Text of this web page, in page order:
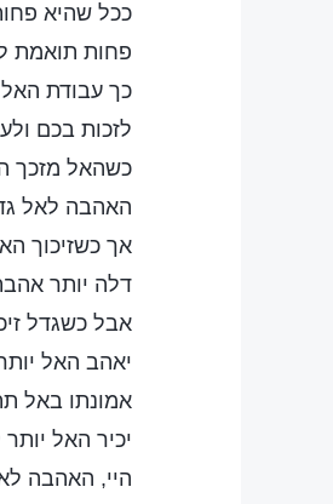
ככל שהיא
פחות תואמת
כך עבודת
לזכות בכם
כשהאל מזכך
האהבה לאל
אך כשזיכוך
דלה יותר
אבל כשגדל
יאהב האל
אמונתו באל
יכיר האל
היי, האהבה